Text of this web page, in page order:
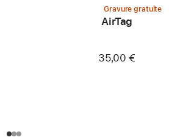
Gravure gratuite
AirTag
35,00 €